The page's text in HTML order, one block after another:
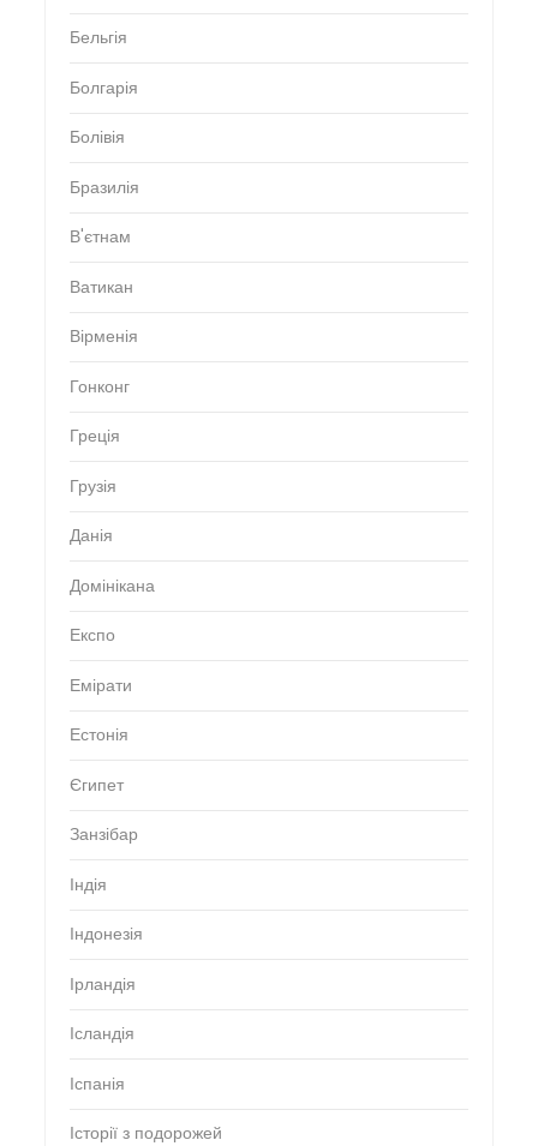
Бельгія
Болгарія
Болівія
Бразилія
В'єтнам
Ватикан
Вірменія
Гонконг
Греція
Грузія
Данія
Домінікана
Експо
Емірати
Естонія
Єгипет
Занзібар
Індія
Індонезія
Ірландія
Ісландія
Іспанія
Історії з подорожей